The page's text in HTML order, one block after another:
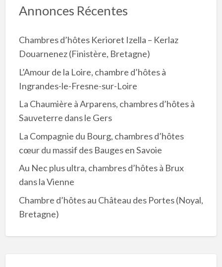
Annonces Récentes
Chambres d’hôtes Kerioret Izella – Kerlaz
Douarnenez (Finistère, Bretagne)
L’Amour de la Loire, chambre d’hôtes à
Ingrandes-le-Fresne-sur-Loire
La Chaumière à Arparens, chambres d’hôtes à
Sauveterre dans le Gers
La Compagnie du Bourg, chambres d’hôtes
cœur du massif des Bauges en Savoie
Au Nec plus ultra, chambres d’hôtes à Brux
dans la Vienne
Chambre d’hôtes au Château des Portes (Noyal,
Bretagne)